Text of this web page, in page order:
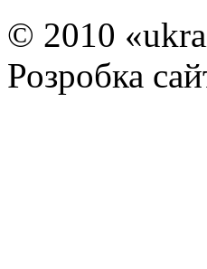
© 2010
Розробка